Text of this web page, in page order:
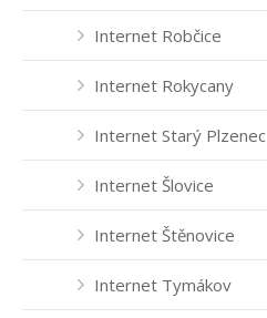
Internet Robčice
Internet Rokycany
Internet Starý Plzenec
Internet Šlovice
Internet Štěnovice
Internet Tymákov